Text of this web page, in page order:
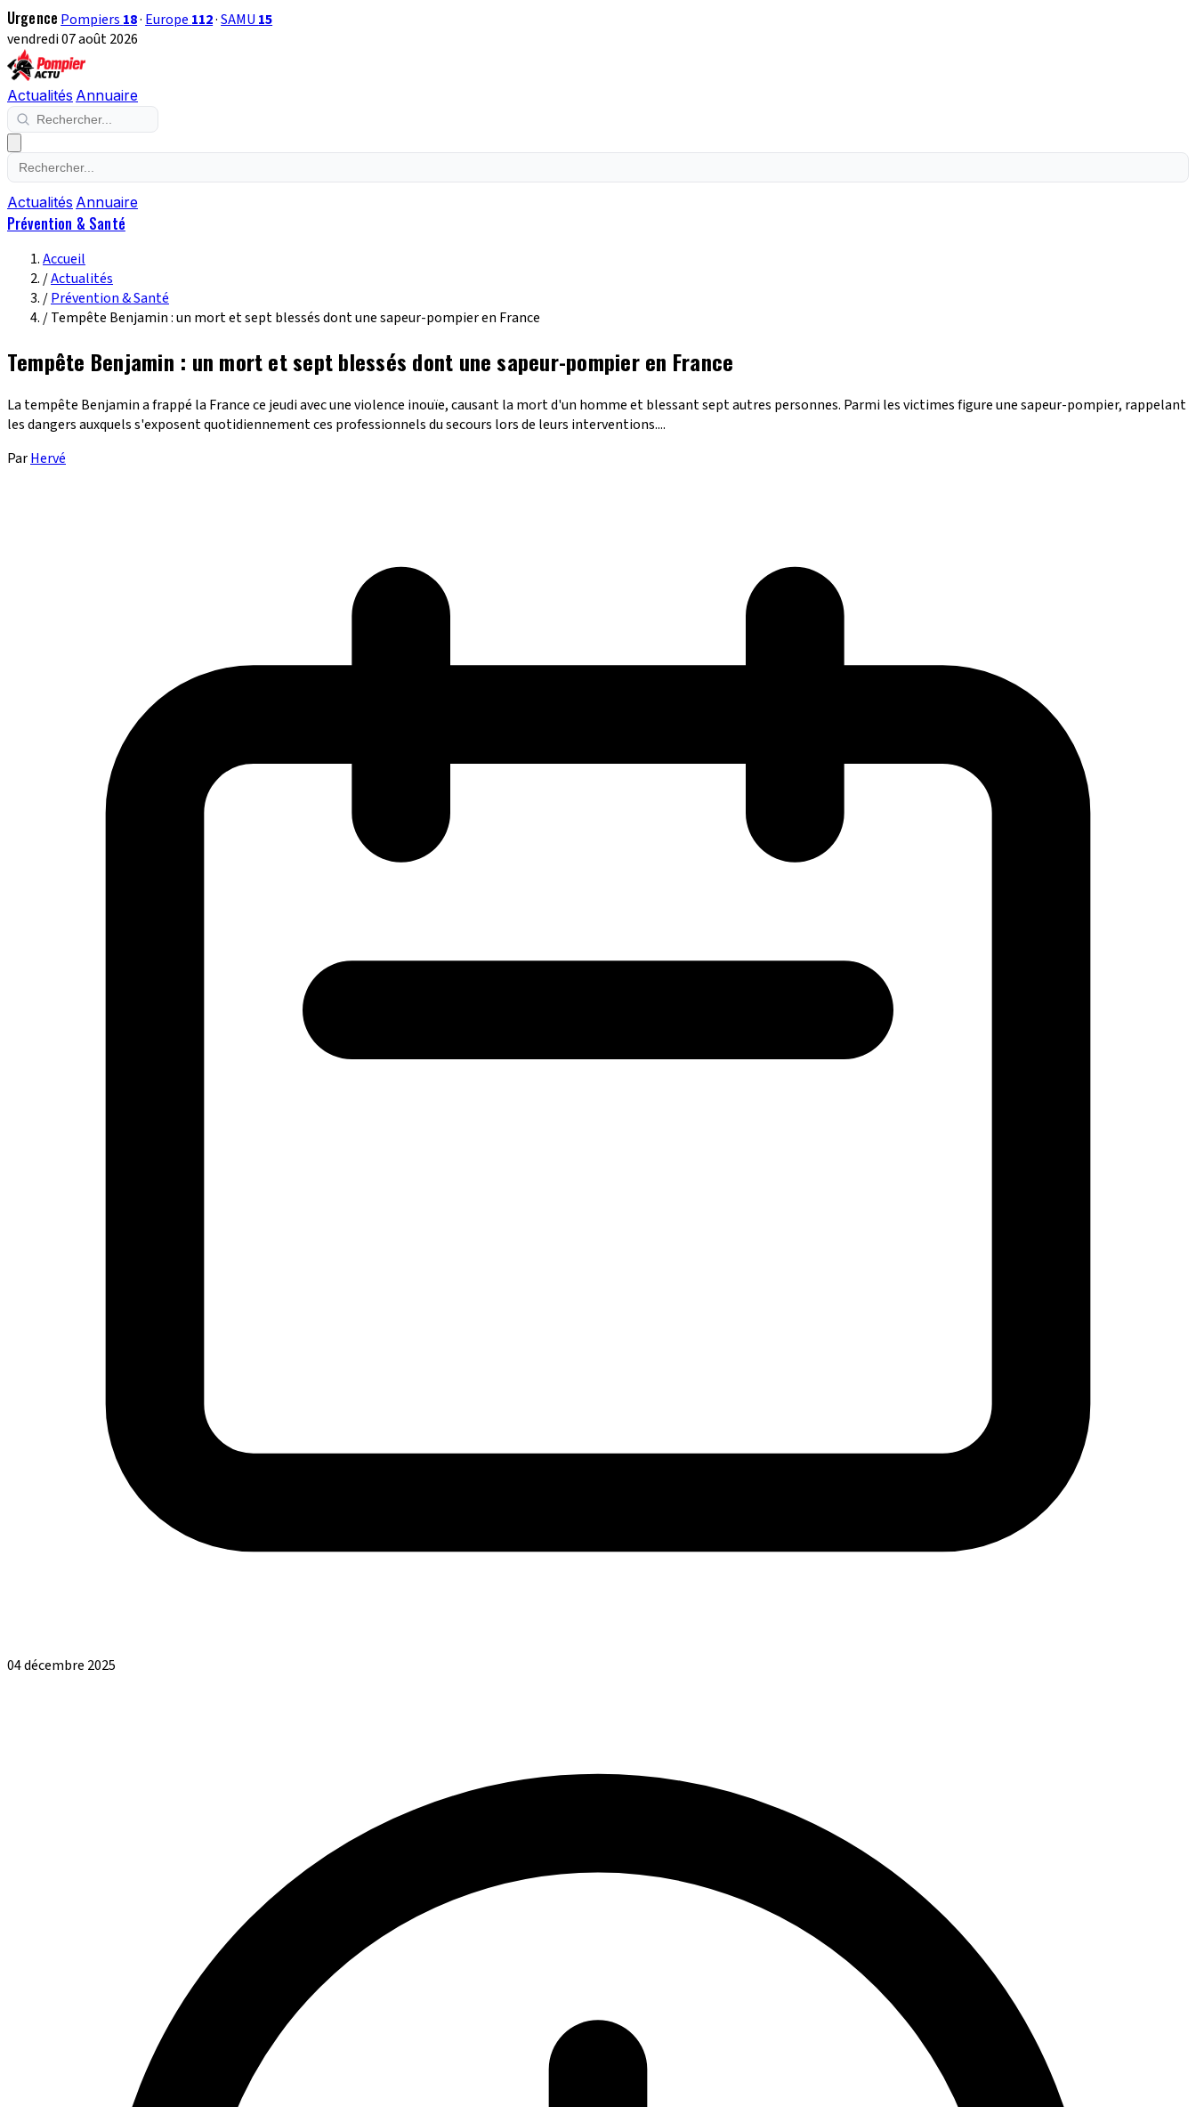
Urgence Pompiers 18· Europe 112·SAMU 15
vendredi 07 août 2026
Actualités Annuaire
Actualités Annuaire
Prévention & Santé
Accueil
/Actualités
/Prévention & Santé
/Tempête Benjamin : un mort et sept blessés dont une sapeur-pompier en France
Tempête Benjamin : un mort et sept blessés dont une sapeur-pompier en France
La tempête Benjamin a frappé la France ce jeudi avec une violence inouïe, causant la mort d'un homme et blessant sept autres personnes. Parmi les victimes figure une sapeur-pompier, rappelant
les dangers auxquels s'exposent quotidiennement ces professionnels du secours lors de leurs interventions....
ParHervé
04 décembre 2025